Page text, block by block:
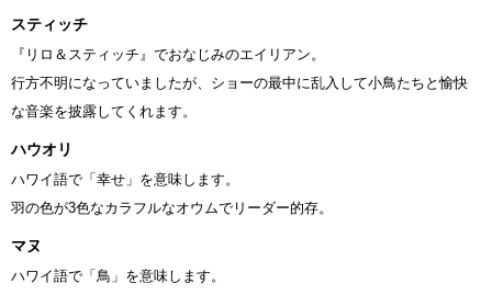
スティッチ
『リロ＆スティッチ』でおなじみのエイリアン。
行方不明になっていましたが、ショーの最中に乱入して小鳥たちと愉快
な音楽を披露してくれます。
ハウオリ
ハワイ語で「幸せ」を意味します。
羽の色が3色なカラフルなオウムでリーダー的存。
マヌ
ハワイ語で「鳥」を意味します。